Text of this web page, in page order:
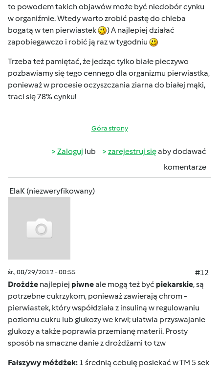
to powodem takich objawów może być niedobór cynku
w organiźmie. Wtedy warto zrobić pastę do chleba
bogatą w ten pierwiastek
) A najlepiej działać
zapobiegawczo i robić ją raz w tygodniu
Trzeba też pamiętać, że jedząc tylko białe pieczywo
pozbawiamy się tego cennego dla organizmu pierwiastka,
ponieważ w procesie oczyszczania ziarna do białej mąki,
traci się 78% cynku!
Góra strony
Zaloguj lub zarejestruj sięaby dodawać
komentarze
ElaK (niezweryfikowany)
śr., 08/29/2012 - 00:55
#12
Drożdże najlepiej piwneale mogą też być piekarskie, są
potrzebne cukrzykom, ponieważ zawierają chrom -
pierwiastek, który współdziała z insuliną w regulowaniu
poziomu cukru lub glukozy we krwi; ułatwia przyswajanie
glukozy a także poprawia przemianę materii. Prosty
sposób na smaczne danie z drożdżami to tzw
Fałszywy móżdżek: 1 średnią cebulę posiekać w TM 5 sek